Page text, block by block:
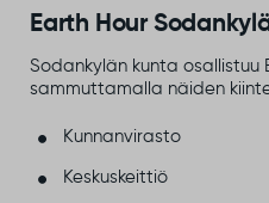
Earth Hour
Sodankylän kunta osallistuu
sammuttamalla näiden
Kunnanvirasto
Keskuskeittiö